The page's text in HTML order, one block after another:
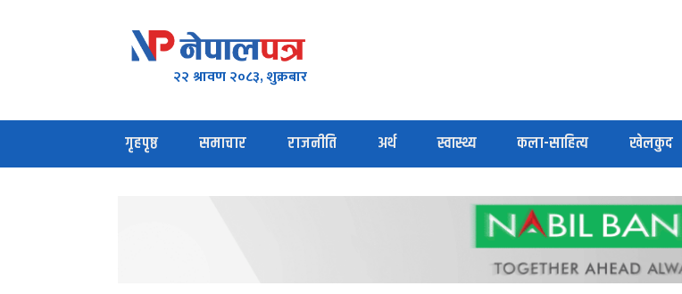
२२ श्रावण २०८३, शुक्रबार
गृहपृष्ठ समाचार राजनीति अर्थ स्वास्थ्य कला-साहित्य खेलकुद